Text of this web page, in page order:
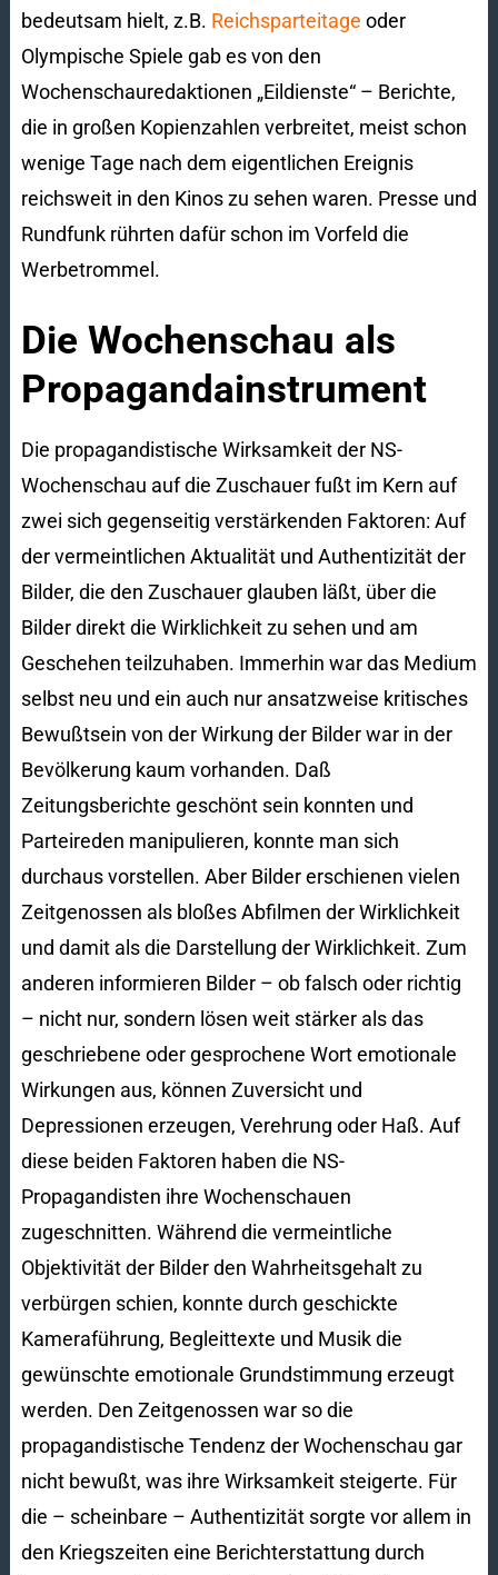
bedeutsam hielt, z.B. Reichsparteitage oder
Olympische Spiele gab es von den
Wochenschauredaktionen „Eildienste“ – Berichte,
die in großen Kopienzahlen verbreitet, meist schon
wenige Tage nach dem eigentlichen Ereignis
reichsweit in den Kinos zu sehen waren. Presse und
Rundfunk rührten dafür schon im Vorfeld die
Werbetrommel.
Die Wochenschau als
Propagandainstrument
Die propagandistische Wirksamkeit der NS-
Wochenschau auf die Zuschauer fußt im Kern auf
zwei sich gegenseitig verstärkenden Faktoren: Auf
der vermeintlichen Aktualität und Authentizität der
Bilder, die den Zuschauer glauben läßt, über die
Bilder direkt die Wirklichkeit zu sehen und am
Geschehen teilzuhaben. Immerhin war das Medium
selbst neu und ein auch nur ansatzweise kritisches
Bewußtsein von der Wirkung der Bilder war in der
Bevölkerung kaum vorhanden. Daß
Zeitungsberichte geschönt sein konnten und
Parteireden manipulieren, konnte man sich
durchaus vorstellen. Aber Bilder erschienen vielen
Zeitgenossen als bloßes Abfilmen der Wirklichkeit
und damit als die Darstellung der Wirklichkeit. Zum
anderen informieren Bilder – ob falsch oder richtig
– nicht nur, sondern lösen weit stärker als das
geschriebene oder gesprochene Wort emotionale
Wirkungen aus, können Zuversicht und
Depressionen erzeugen, Verehrung oder Haß. Auf
diese beiden Faktoren haben die NS-
Propagandisten ihre Wochenschauen
zugeschnitten. Während die vermeintliche
Objektivität der Bilder den Wahrheitsgehalt zu
verbürgen schien, konnte durch geschickte
Kameraführung, Begleittexte und Musik die
gewünschte emotionale Grundstimmung erzeugt
werden. Den Zeitgenossen war so die
propagandistische Tendenz der Wochenschau gar
nicht bewußt, was ihre Wirksamkeit steigerte. Für
die – scheinbare – Authentizität sorgte vor allem in
den Kriegszeiten eine Berichterstattung durch